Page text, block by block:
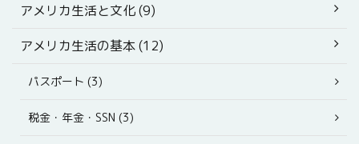
アメリカ生活と文化 (9)
アメリカ生活の基本 (12)
パスポート (3)
税金・年金・SSN (3)